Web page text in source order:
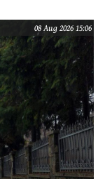
08 Aug 2026 15:06